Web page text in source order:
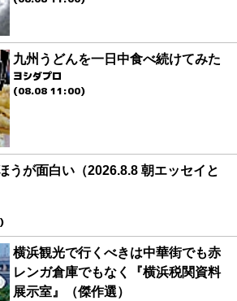
九州うどんを一日中食べ続けてみた
ヨシダプロ
(08.08 11:00)
うが面白い（2026.8.8 朝エッセイと
横浜観光で行くべきは中華街でも赤
レンガ倉庫でもなく『横浜税関資料
展示室』（傑作選）